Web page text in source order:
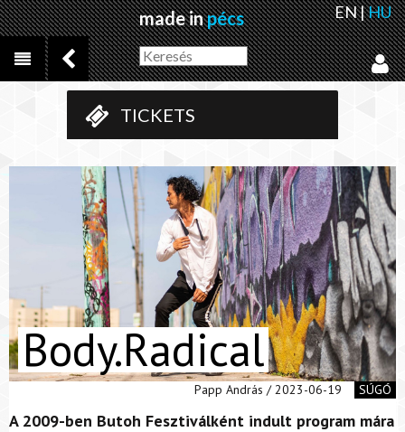
made inpécs EN|HU
TICKETS
Body.Radical
Papp András / 2023-06-19 SÚGÓ
A 2009-ben Butoh Fesztiválként indult program mára